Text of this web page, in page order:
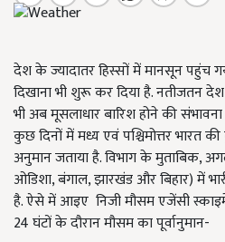
देश के ज्यादातर हिस्सों में मानसून
दिखाना भी शुरू कर दिया है. नतीजतन देश
भी अब मूसलाधार बारिश होने की
कुछ दिनों में मध्य एवं पश्चिमोत्तर भारत
अनुमान जताया है. विभाग के मुताबिक,
ओडिशा, बंगाल, झारखंड और बिहार) में
है. ऐसे में आइए निजी मौसम एजेंसी
24 घंटों के दौरान मौसम का पूर्वानुमान-